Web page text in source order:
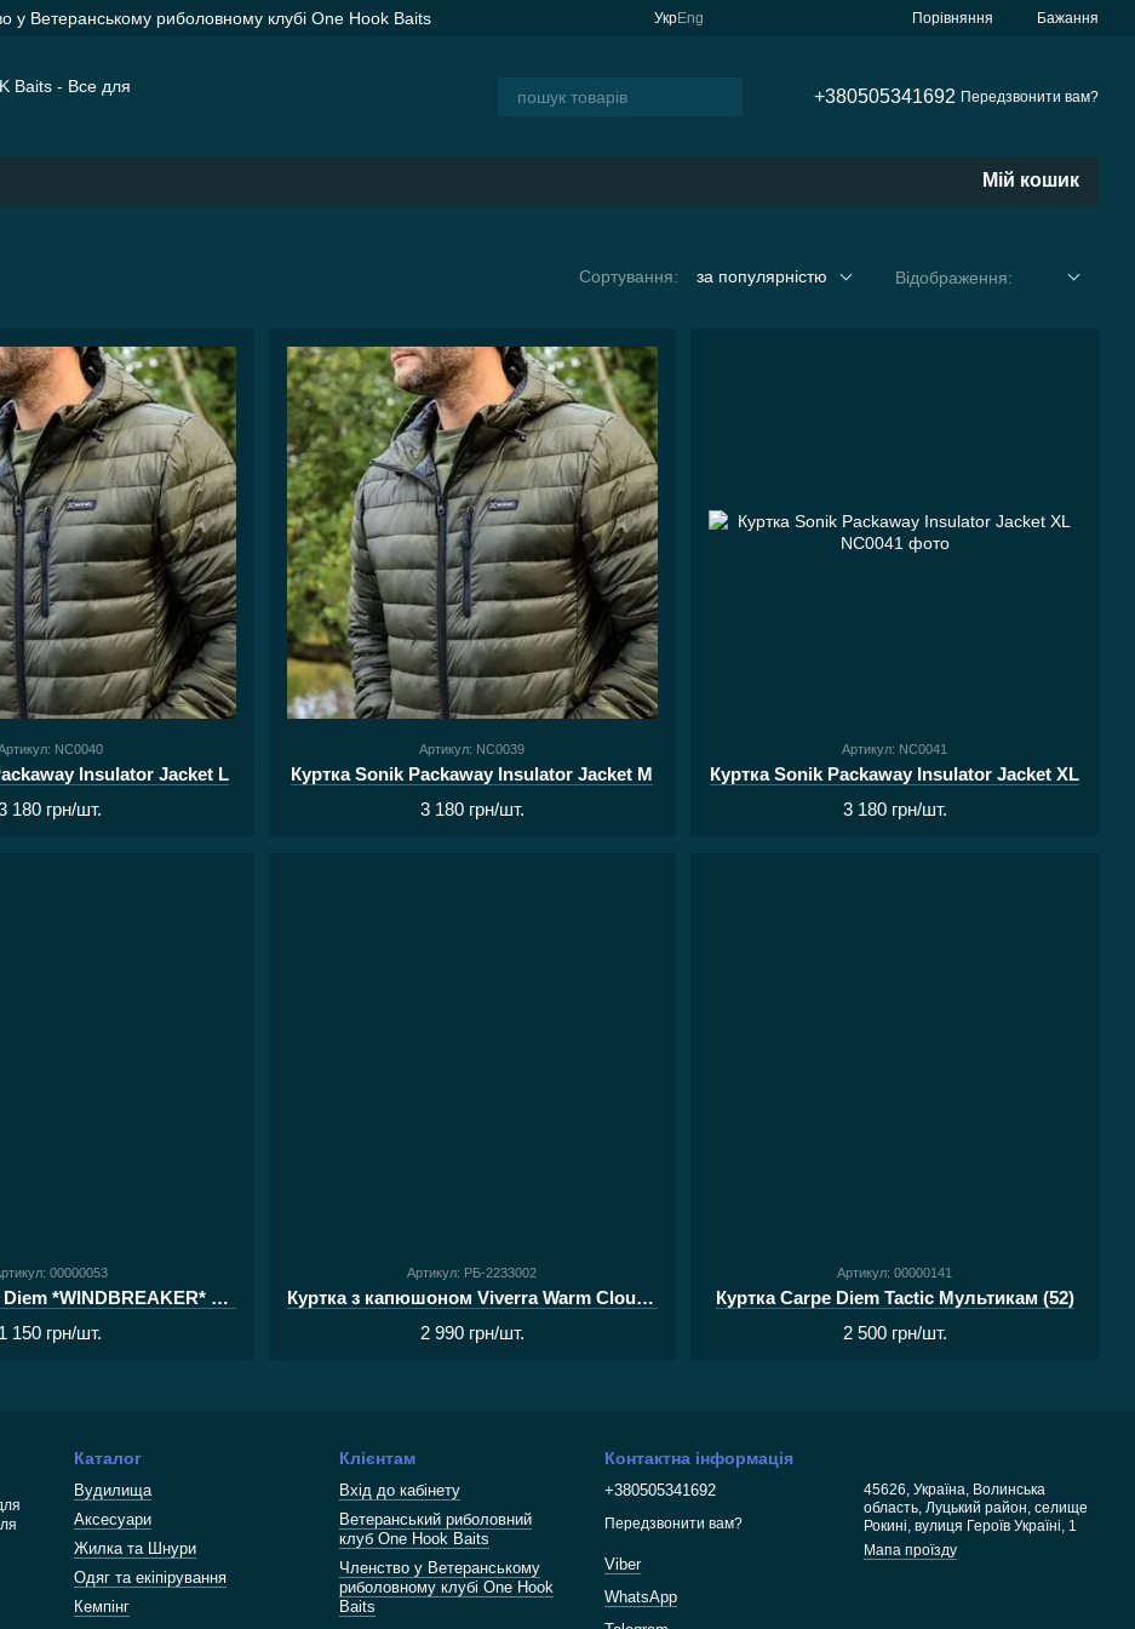
у Ветеранському риболовному клубі One Hook Baits
УкрEng Порівняння Бажання
+380505341692 Передзвонити вам?
Мій кошик
Сортування: за популярністю Відображення:
NC0040
Insulator Jacket L
180 грн/шт.
Артикул: NC0039
Куртка Sonik Packaway Insulator Jacket M
3 180 грн/шт.
Артикул: NC0041
Куртка Sonik Packaway Insulator Jacket XL
3 180 грн/шт.
00000053
Вітровка Carpe Diem *WINDBREAKER* Графітова (48)
1 150 грн/шт.
Артикул: РБ-2233002
Куртка з капюшоном Viverra Warm Cloud Jacket Black L
2 990 грн/шт.
Артикул: 00000141
Куртка Carpe Diem Tactic Мультикам (52)
2 500 грн/шт.
Каталог
Вудилища
Аксесуари
Жилка та Шнури
Одяг та екіпірування
Кемпінг
Клієнтам
Вхід до кабінету
Ветеранський риболовний
клуб One Hook Baits
Членство у Ветеранському
риболовному клубі One Hook
Baits
Контактна інформація
+380505341692
Передзвонити вам?
Viber
WhatsApp
45626, Україна, Волинська
область, Луцький район, селище
Рокині, вулиця Героїв Україні, 1
Мапа проїзду